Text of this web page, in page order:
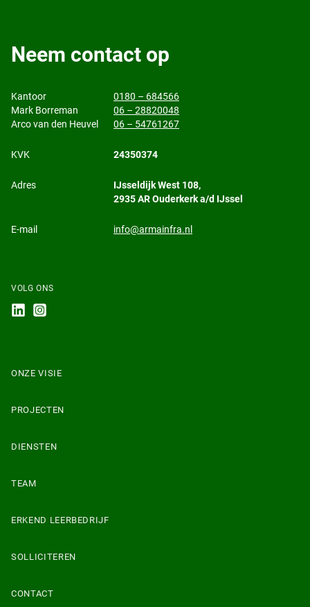
Neem contact op
Kantoor
0180 – 684566
Mark Borreman
06 – 28820048
Arco van den Heuvel
06 – 54761267
KVK 24350374
Adres
IJsseldijk West 108,
2935 AR Ouderkerk a/d IJssel
E-mail info@armainfra.nl
VOLG ONS
ONZE VISIE
PROJECTEN
DIENSTEN
TEAM
ERKEND LEERBEDRIJF
SOLLICITEREN
CONTACT